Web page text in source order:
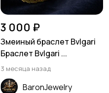
3 000 ₽
Змеиный браслет Bvlgari
Браслет Bvlgari ...
3 месяца назад
BaronJewelry